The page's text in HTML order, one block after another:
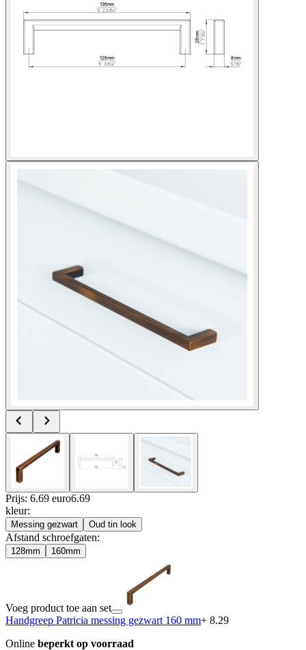
Prijs: 6.69 euro6.69
kleur:
Messing gezwart Oud tin look
Afstand schroefgaten:
128mm 160mm
Voeg product toe aan set
Handgreep Patricia messing gezwart 160 mm+ 8.29
Online beperkt op voorraad